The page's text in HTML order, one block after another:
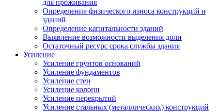
для проживания
Определение физического износа конструкций и
зданий
Определение капитальности зданий
Выявление возможности выделения доли
Остаточный ресурс срока службы здания
Усиление
Усиление грунтов оснований
Усиление фундаментов
Усиление стен
Усиление колонн
Усиление перекрытий
Усиление стальных (металлических) конструкций